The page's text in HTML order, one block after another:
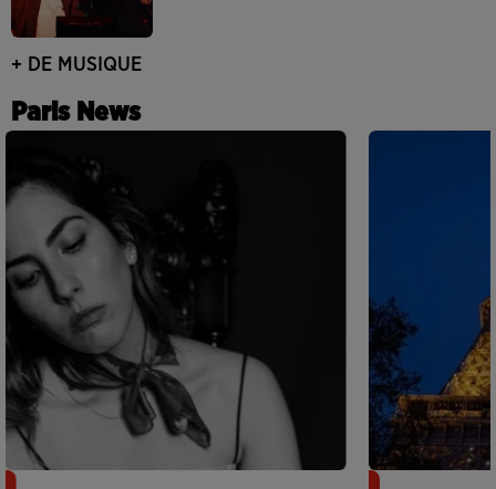
+ DE MUSIQUE
Paris News